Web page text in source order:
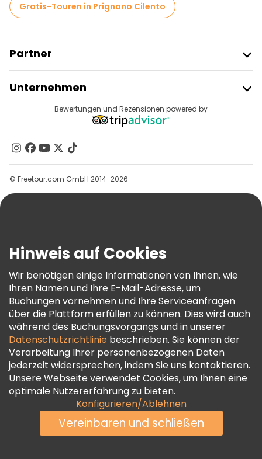
Gratis-Touren in Prignano Cilento
Partner
Anbieter-Anmeldung
Affiliate-Programm
Unternehmen
Reiseziele
Kontakt
Gruppen
Hilfe
AGB Und Rechtliches
Cookie-Richtlinie
Freetour Auszeichnungen
Treueprogramm
Bewertungen und Rezensionen powered by
© Freetour.com GmbH 2014-2026
Hinweis auf Cookies
Wir benötigen einige Informationen von Ihnen, wie
Ihren Namen und Ihre E-Mail-Adresse, um
Buchungen vornehmen und Ihre Serviceanfragen
über die Plattform erfüllen zu können. Dies wird auch
während des Buchungsvorgangs und in unserer
Datenschutzrichtlinie beschrieben. Sie können der
Verarbeitung Ihrer personenbezogenen Daten
jederzeit widersprechen, indem Sie uns kontaktieren.
Unsere Webseite verwendet Cookies, um Ihnen eine
optimale Nutzererfahrung zu bieten.
Konfigurieren/Ablehnen
Vereinbaren und schließen